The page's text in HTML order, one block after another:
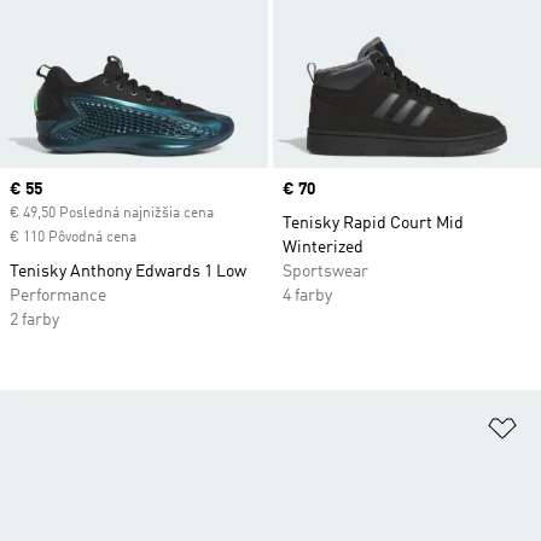
Current price
€ 55
€ 49,50 Posledná najnižšia cena
€ 110 Pôvodná cena
Tenisky Anthony Edwards 1 Low
Performance
2 farby
Price
€ 70
Tenisky Rapid Court Mid
Winterized
Sportswear
4 farby